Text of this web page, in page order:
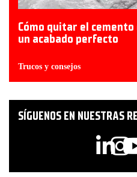
Cómo quitar el
un acabado perfecto
Trucos y consejos
SÍGUENOS EN NUESTRAS